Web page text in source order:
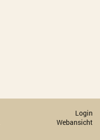
Login
Webansicht